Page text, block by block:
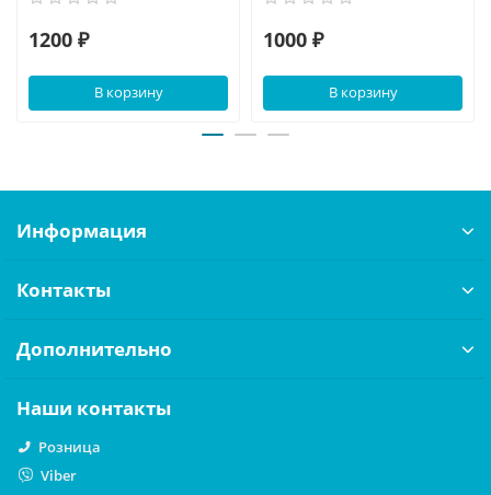
1200 ₽
В корзину
1000 ₽
В корзину
Информация
Контакты
Дополнительно
Наши контакты
Розница
Viber